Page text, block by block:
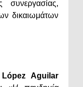
συνεργασίας,
δικαιωμάτων
Aguilar